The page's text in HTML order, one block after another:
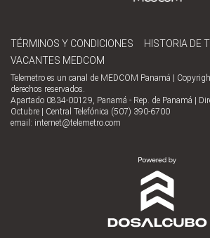
TÉRMINOS Y CONDICIONES
HISTORIA DE
VACANTES MEDCOM
Telemetro es un canal de MEDCOM Panamá |
derechos reservados.
Apartado 0834-00129, Panamá - Rep. de Panamá |
Octubre | Central Telefónica (507) 390-6700
email: internet@telemetro.com